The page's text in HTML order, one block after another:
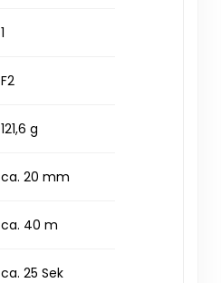
1
F2
121,6 g
ca. 20 mm
ca. 40 m
ca. 25 Sek